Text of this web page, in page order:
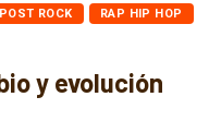
POST ROCK RAP HIP HOP
y evolución